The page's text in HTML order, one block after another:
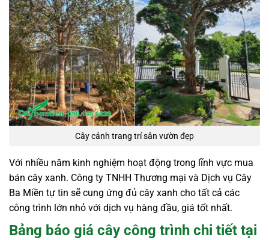
Cây cảnh trang trí sân vườn đẹp
Với nhiều năm kinh nghiệm hoạt động trong lĩnh vực mua
bán cây xanh. Công ty TNHH Thương mại và Dịch vụ Cây
Ba Miền tự tin sẽ cung ứng đủ cây xanh cho tất cả các
công trình lớn nhỏ với dịch vụ hàng đầu, giá tốt nhất.
Bảng báo giá cây công trình chi tiết tại